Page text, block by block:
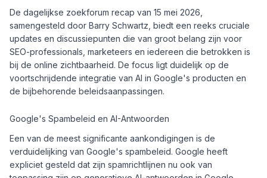
De dagelijkse zoekforum recap van 15 mei 2026,
samengesteld door Barry Schwartz, biedt een reeks cruciale
updates en discussiepunten die van groot belang zijn voor
SEO-professionals, marketeers en iedereen die betrokken is
bij de online zichtbaarheid. De focus ligt duidelijk op de
voortschrijdende integratie van AI in Google's producten en
de bijbehorende beleidsaanpassingen.
Google's Spambeleid en AI-Antwoorden
Een van de meest significante aankondigingen is de
verduidelijking van Google's spambeleid. Google heeft
expliciet gesteld dat zijn spamrichtlijnen nu ook van